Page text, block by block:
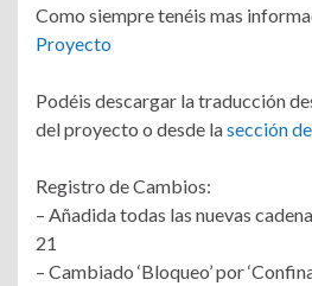
Como siempre tenéis mas
Proyecto
Podéis descargar la traducción
del proyecto o desde lasección
Registro de Cambios:
– Añadida todas las nuevas
21
– Cambiado ‘Bloqueo’ por